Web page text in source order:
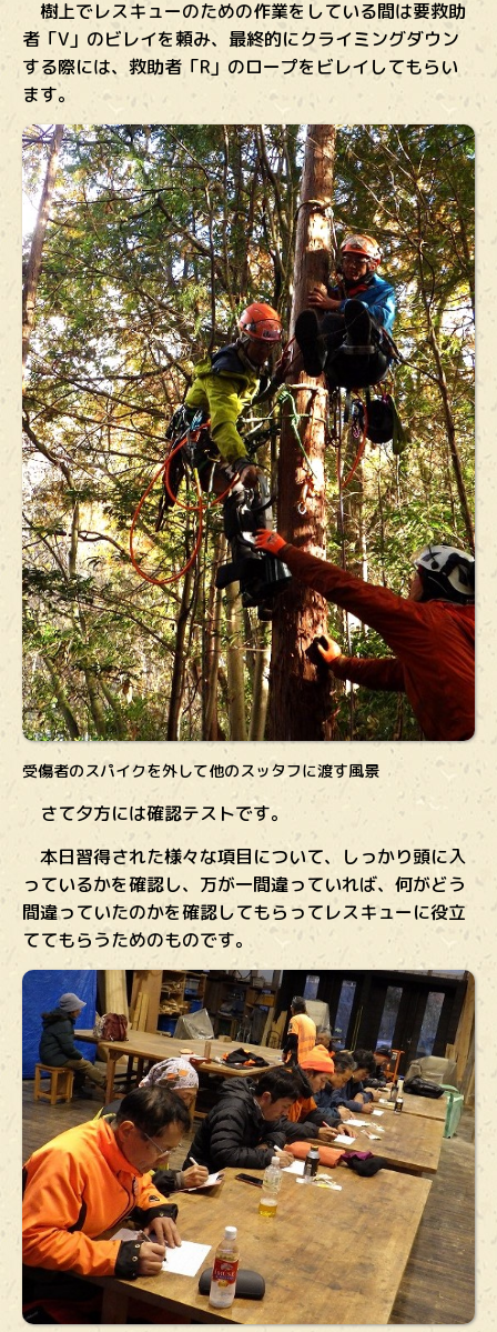
樹上でレスキューのための作業をしている間は要救助
者「V」のビレイを頼み、最終的にクライミングダウン
する際には、救助者「R」のロープをビレイしてもらい
ます。
受傷者のスパイクを外して他のスッタフに渡す風景
さて夕方には確認テストです。
本日習得された様々な項目について、しっかり頭に入
っているかを確認し、万が一間違っていれば、何がどう
間違っていたのかを確認してもらってレスキューに役立
ててもらうためのものです。